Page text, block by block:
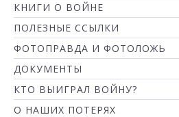
КНИГИ О ВОЙНЕ
ПОЛЕЗНЫЕ ССЫЛКИ
ФОТОПРАВДА И ФОТОЛОЖЬ
ДОКУМЕНТЫ
КТО ВЫИГРАЛ ВОЙНУ?
О НАШИХ ПОТЕРЯХ